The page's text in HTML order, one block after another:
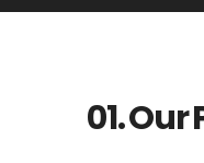
01. Our